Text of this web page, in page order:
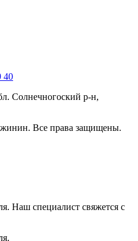
40
Солнечногоский р-н,
Все права защищены.
Наш специалист свяжется с